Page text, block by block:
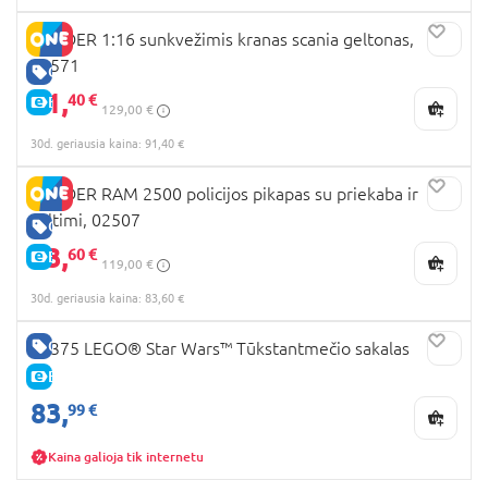
GERA KAINA
E-KAINA
BRUDER 1:16 sunkvežimis kranas scania geltonas,
03571
91,40 €
129,00 €
30d. geriausia kaina: 91,40 €
GERA KAINA
E-KAINA
BRUDER RAM 2500 policijos pikapas su priekaba ir
valtimi, 02507
83,60 €
119,00 €
30d. geriausia kaina: 83,60 €
GERA KAINA
E-KAINA
75375 LEGO® Star Wars™ Tūkstantmečio sakalas
83,99 €
Kaina galioja tik internetu